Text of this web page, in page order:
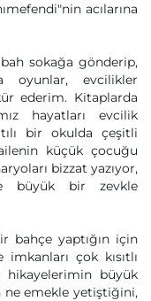
acılarına
sokağa gönderip,
oyunlar, evcilikler
ederim. Kitaplarda
hayatları evcilik
bir okulda çeşitli
küçük çocuğu
bizzat yazıyor,
büyük bir zevkle
bahçe yaptığın için
çok kısıtlı
büyük
ne emekle yetiştiğini,